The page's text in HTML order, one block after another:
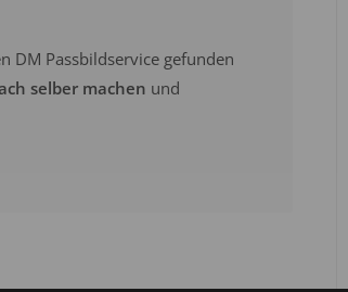
DM Passbildservice gefunden
selber machen und